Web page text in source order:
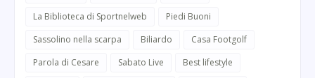
La Biblioteca di Sportnelweb
Piedi Buoni
Sassolino nella scarpa
Biliardo
Casa Footgolf
Parola di Cesare
Sabato Live
Best lifestyle